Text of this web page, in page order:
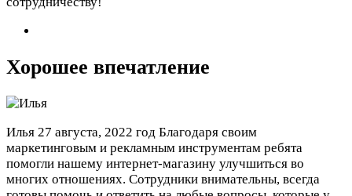
Хорошее впечатление
Илья 27 августа, 2022 год Благодаря своим
маркетинговым и рекламным инструментам ребята
помогли нашему интернет-магазину улучшиться во
многих отношениях. Сотрудники внимательны, всегда